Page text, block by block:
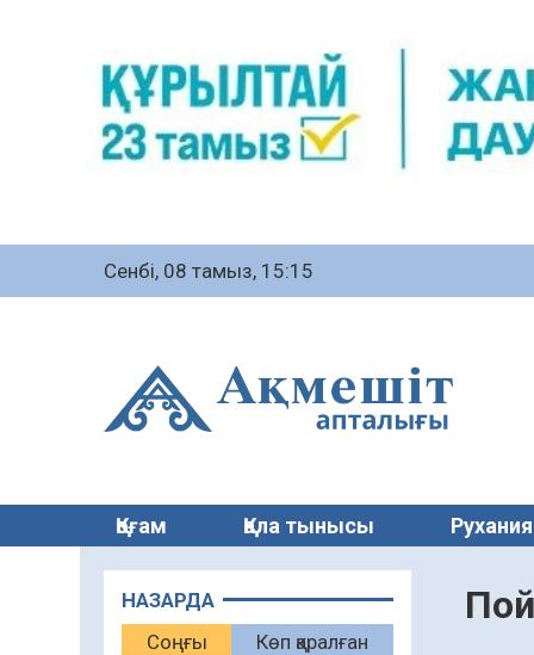
Сенбі, 08 тамыз, 15:15
Қоғам Қала тынысы
НАЗАРДА
Соңғы
Көп қаралған